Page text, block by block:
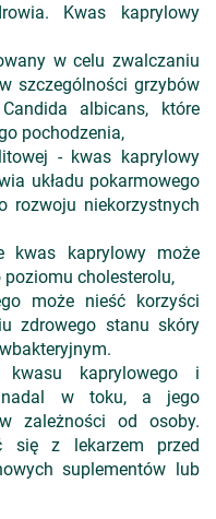
Kwas kaprylowy
w celu zwalczaniu
szczególności grzybów
albicans, które
pochodzenia,
- kwas kaprylowy
układu pokarmowego
rozwoju niekorzystnych
kwas kaprylowy może
cholesterolu,
może nieść korzyści
zdrowego stanu skóry
kwasu kaprylowego i
nadal w toku, a jego
zależności od osoby.
się z lekarzem przed
suplementów lub